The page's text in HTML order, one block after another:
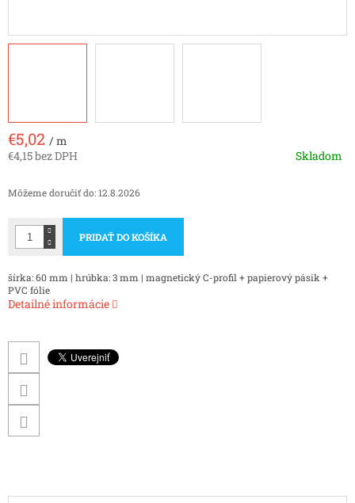
€5,02 / m
€4,15 bez DPH
cena:
Skladom
Môžeme doručiť do:12.8.2026
PRIDAŤ DO KOŠÍKA
šírka: 60 mm | hrúbka: 3 mm | magnetický C-profil + papierový pásik +
PVC fólie
Detailné informácie